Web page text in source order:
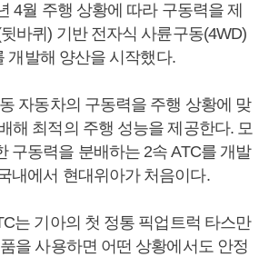
4월 주행 상황에 따라 구동력을 제
바퀴) 기반 전자식 사륜구동(4WD)
개발해 양산을 시작했다.
자동차의 구동력을 주행 상황에 맞
해 최적의 주행 성능을 제공한다. 모
구동력을 분배하는 2속 ATC를 개발
내에서 현대위아가 처음이다.
는 기아의 첫 정통 픽업트럭 타스만
을 사용하면 어떤 상황에서도 안정